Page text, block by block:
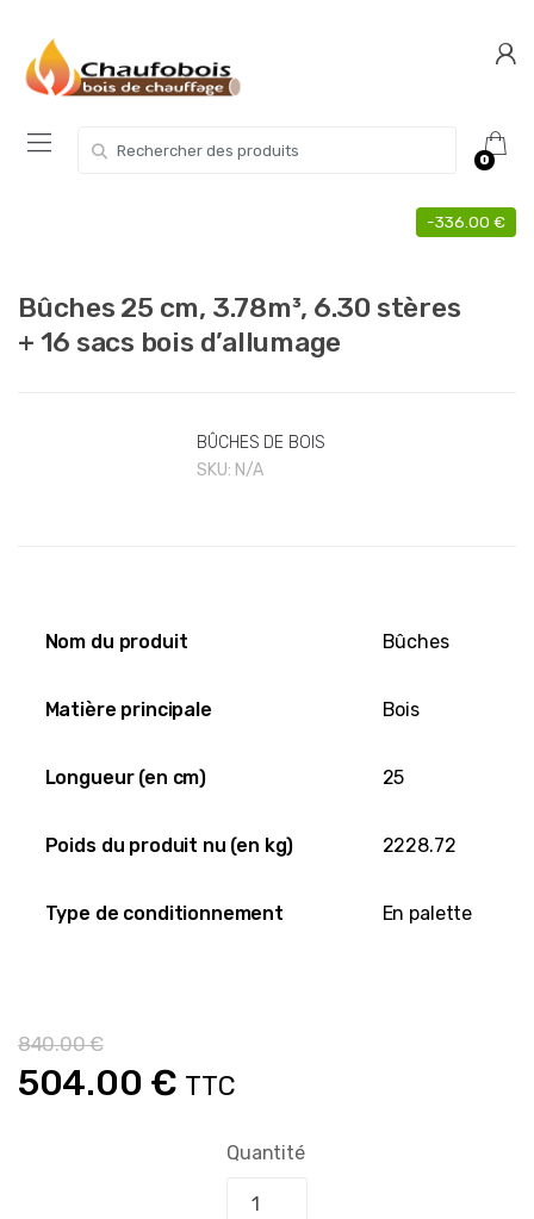
navigation
content
0
-336.00 €
Bûches 25 cm, 3.78m³, 6.30 stères
+ 16 sacs bois d’allumage
BÛCHES DE BOIS
SKU: N/A
Nom du produit Bûches
Matière principale Bois
Longueur (en cm) 25
Poids du produit nu (en kg) 2228.72
Type de conditionnement En palette
840.00€
Le
504.00 €Le
prix
actuel
TTC
Quantité